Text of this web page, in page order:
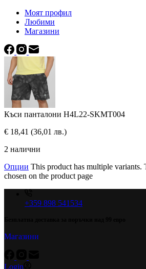
Моят профил
Любими
Магазини
Къси панталони H4L22-SKMT004
€ 18,41 (36,01 лв.)
2 налични
Опции This product has multiple variants.
chosen on the product page
+359 898 541534
Магазини
Login